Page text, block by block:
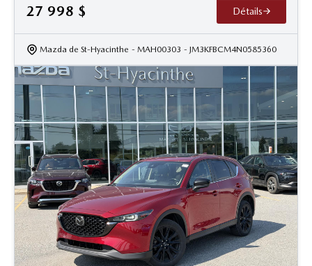
27 998 $ Détails
Mazda de St-Hyacinthe - MAH00303 - JM3KFBCM4N0585360